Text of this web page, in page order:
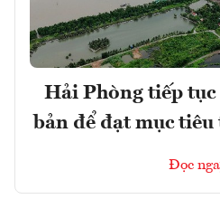
Hải Phòng tiếp
bản để đạt mục
Đọc